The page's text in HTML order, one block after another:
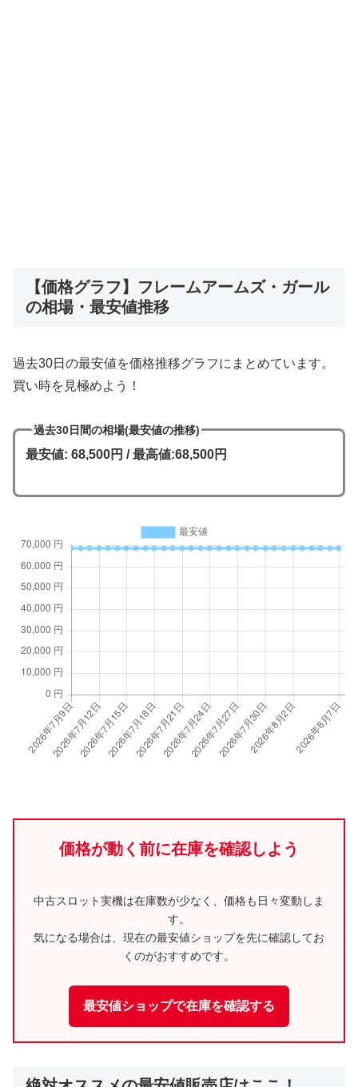
【価格グラフ】フレームアームズ・ガール
の相場・最安値推移
過去30日の最安値を価格推移グラフにまとめています。
買い時を見極めよう！
過去30日間の相場(最安値の推移)
最安値: 68,500円 / 最高値:68,500円
価格が動く前に在庫を確認しよう
中古スロット実機は在庫数が少なく、価格も日々変動しま
す。
気になる場合は、現在の最安値ショップを先に確認してお
くのがおすすめです。
最安値ショップで在庫を確認する